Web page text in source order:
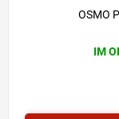
OSMO
IM